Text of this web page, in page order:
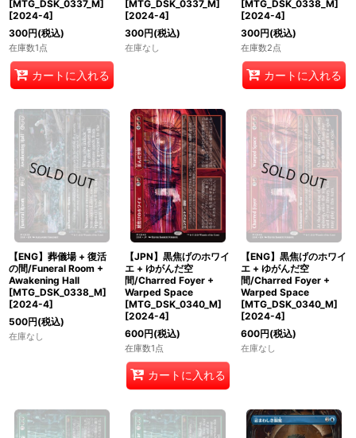
[MTG_DSK_0337_M]
[2024-4]
300円(税込)
在庫数1点
カートに入れる
[MTG_DSK_0337_M]
[2024-4]
300円(税込)
在庫なし
[MTG_DSK_0338_M]
[2024-4]
300円(税込)
在庫数2点
カートに入れる
【ENG】葬儀場 + 復活
の間/Funeral Room +
Awakening Hall
[MTG_DSK_0338_M]
[2024-4]
500円(税込)
在庫なし
【JPN】黒焦げのホワイ
エ + ゆがんだ空
間/Charred Foyer +
Warped Space
[MTG_DSK_0340_M]
[2024-4]
600円(税込)
在庫数1点
カートに入れる
【ENG】黒焦げのホワイ
エ + ゆがんだ空
間/Charred Foyer +
Warped Space
[MTG_DSK_0340_M]
[2024-4]
600円(税込)
在庫なし